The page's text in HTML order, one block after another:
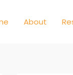
About